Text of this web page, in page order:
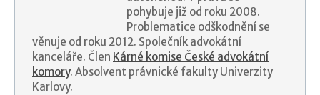
pohybuje již od roku 2008.
Problematice odškodnění se
věnuje od roku 2012. Společník advokátní
kanceláře. Člen Kárné komise České advokátní
komory. Absolvent právnické fakulty Univerzity
Karlovy.